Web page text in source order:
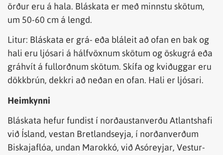
örður eru á hala. Bláskata er með minnstu skötum,
um 50-60 cm á lengd.
Litur: Bláskata er grá- eða bláleit að ofan en bak og
hali eru ljósari á hálfvöxnum skötum og öskugrá eða
gráhvít á fullorðnum skötum. Skífa og kviðuggar eru
dökkbrún, dekkri að neðan en ofan. Hali er ljósari.
Heimkynni
Bláskata hefur fundist í norðaustanverðu Atlantshafi
við Ísland, vestan Bretlandseyja, í norðanverðum
Biskajaflóa, undan Marokkó, við Asóreyjar, Vestur-